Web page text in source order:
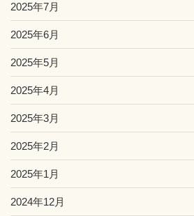
2025年7月
2025年6月
2025年5月
2025年4月
2025年3月
2025年2月
2025年1月
2024年12月